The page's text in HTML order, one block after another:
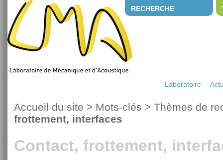
RECHERCHE
Laboratoire
Accueil du site > Mots-clés > Thèmes de
frottement, interfaces
Contact, frottement,